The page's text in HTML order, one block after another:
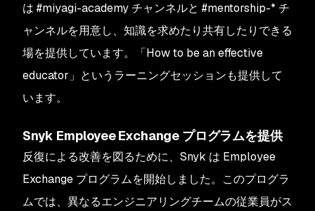
は #miyagi-academy チャンネルと #mentorship-* チ
ャンネルを用意し、知識を求めたり共有したりできる
場を提供しています。「How to be an effective
educator」というラーニングセッションも提供して
います。
Snyk Employee Exchange プログラムを提供
反復による改善を図るために、Snyk は Employee
Exchange プログラムを開始しました。このプログラ
ムでは、異なるエンジニアリングチームの従業員がス